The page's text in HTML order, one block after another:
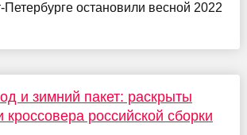
Петербурге остановили весной 2022
и зимний пакет: раскрыты
кроссовера российской сборки